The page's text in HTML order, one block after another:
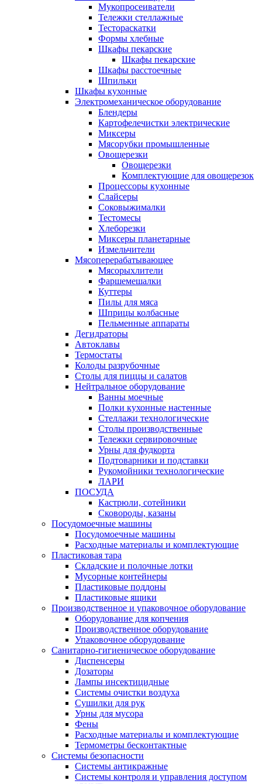
Мукопросеиватели
Тележки стеллажные
Тестораскатки
Формы хлебные
Шкафы пекарские
Шкафы пекарские
Шкафы расстоечные
Шпильки
Шкафы кухонные
Электромеханическое оборудование
Блендеры
Картофелечистки электрические
Миксеры
Мясорубки промышленные
Овощерезки
Овощерезки
Комплектующие для овощерезок
Процессоры кухонные
Слайсеры
Соковыжималки
Тестомесы
Хлеборезки
Миксеры планетарные
Измельчители
Мясоперерабатывающее
Мясорыхлители
Фаршемешалки
Куттеры
Пилы для мяса
Шприцы колбасные
Пельменные аппараты
Дегидраторы
Автоклавы
Термостаты
Колоды разрубочные
Столы для пиццы и салатов
Нейтральное оборудование
Ванны моечные
Полки кухонные настенные
Стеллажи технологические
Столы производственные
Тележки сервировочные
Урны для фудкорта
Подтоварники и подставки
Рукомойники технологические
ЛАРИ
ПОСУДА
Кастрюли, сотейники
Сковороды, казаны
Посудомоечные машины
Посудомоечные машины
Расходные материалы и комплектующие
Пластиковая тара
Складские и полочные лотки
Мусорные контейнеры
Пластиковые поддоны
Пластиковые ящики
Производственное и упаковочное оборудование
Оборудование для копчения
Производственное оборудование
Упаковочное оборудование
Санитарно-гигиеническое оборудование
Диспенсеры
Дозаторы
Лампы инсектицидные
Системы очистки воздуха
Сушилки для рук
Урны для мусора
Фены
Расходные материалы и комплектующие
Термометры бесконтактные
Системы безопасности
Системы антикражные
Системы контроля и управления доступом